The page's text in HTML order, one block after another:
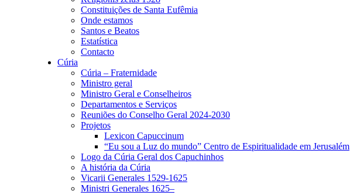
Constituições de Santa Eufêmia
Onde estamos
Santos e Beatos
Estatística
Contacto
Cúria
Cúria – Fraternidade
Ministro geral
Ministro Geral e Conselheiros
Departamentos e Serviços
Reuniões do Conselho Geral 2024-2030
Projetos
Lexicon Capuccinum
“Eu sou a Luz do mundo” Centro de Espiritualidade em Jerusalém
Logo da Cúria Geral dos Capuchinhos
A história da Cúria
Vicarii Generales 1529-1625
Ministri Generales 1625–